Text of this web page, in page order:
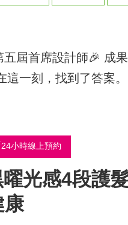
屆首席設計師🎉 成
一刻，找到了答案。
24小時線上預約
光感4段護
康